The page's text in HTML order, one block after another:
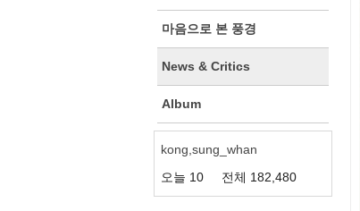
마음으로 본 풍경
News & Critics
Album
kong,sung_whan
오늘 10 전체 182,480